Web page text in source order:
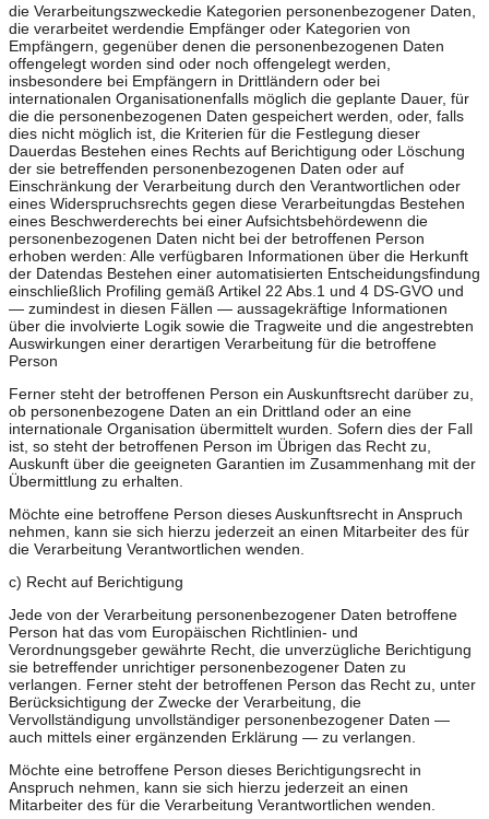
die Verarbeitungszweckedie Kategorien personenbezogener Daten,
die verarbeitet werdendie Empfänger oder Kategorien von
Empfängern, gegenüber denen die personenbezogenen Daten
offengelegt worden sind oder noch offengelegt werden,
insbesondere bei Empfängern in Drittländern oder bei
internationalen Organisationenfalls möglich die geplante Dauer, für
die die personenbezogenen Daten gespeichert werden, oder, falls
dies nicht möglich ist, die Kriterien für die Festlegung dieser
Dauerdas Bestehen eines Rechts auf Berichtigung oder Löschung
der sie betreffenden personenbezogenen Daten oder auf
Einschränkung der Verarbeitung durch den Verantwortlichen oder
eines Widerspruchsrechts gegen diese Verarbeitungdas Bestehen
eines Beschwerderechts bei einer Aufsichtsbehördewenn die
personenbezogenen Daten nicht bei der betroffenen Person
erhoben werden: Alle verfügbaren Informationen über die Herkunft
der Datendas Bestehen einer automatisierten Entscheidungsfindung
einschließlich Profiling gemäß Artikel 22 Abs.1 und 4 DS-GVO und
— zumindest in diesen Fällen — aussagekräftige Informationen
über die involvierte Logik sowie die Tragweite und die angestrebten
Auswirkungen einer derartigen Verarbeitung für die betroffene
Person
Ferner steht der betroffenen Person ein Auskunftsrecht darüber zu,
ob personenbezogene Daten an ein Drittland oder an eine
internationale Organisation übermittelt wurden. Sofern dies der Fall
ist, so steht der betroffenen Person im Übrigen das Recht zu,
Auskunft über die geeigneten Garantien im Zusammenhang mit der
Übermittlung zu erhalten.
Möchte eine betroffene Person dieses Auskunftsrecht in Anspruch
nehmen, kann sie sich hierzu jederzeit an einen Mitarbeiter des für
die Verarbeitung Verantwortlichen wenden.
c) Recht auf Berichtigung
Jede von der Verarbeitung personenbezogener Daten betroffene
Person hat das vom Europäischen Richtlinien- und
Verordnungsgeber gewährte Recht, die unverzügliche Berichtigung
sie betreffender unrichtiger personenbezogener Daten zu
verlangen. Ferner steht der betroffenen Person das Recht zu, unter
Berücksichtigung der Zwecke der Verarbeitung, die
Vervollständigung unvollständiger personenbezogener Daten —
auch mittels einer ergänzenden Erklärung — zu verlangen.
Möchte eine betroffene Person dieses Berichtigungsrecht in
Anspruch nehmen, kann sie sich hierzu jederzeit an einen
Mitarbeiter des für die Verarbeitung Verantwortlichen wenden.